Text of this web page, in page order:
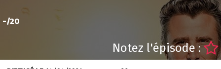
-/20
Notez l'épisode :